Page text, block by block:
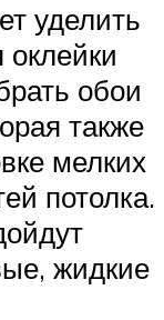
уделить
обои
также
мелких
потолка.
жидкие